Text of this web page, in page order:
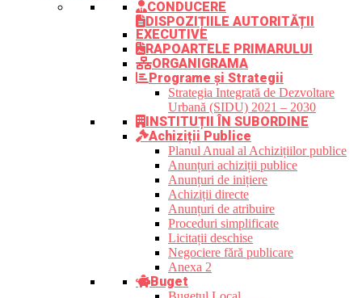
CONDUCERE
DISPOZIȚIILE AUTORITĂȚII
EXECUTIVE
RAPOARTELE PRIMARULUI
ORGANIGRAMA
Programe și Strategii
Strategia Integrată de Dezvoltare
Urbană (SIDU) 2021 – 2030
INSTITUȚII ÎN SUBORDINE
Achiziții Publice
Planul Anual al Achizițiilor publice
Anunțuri achiziții publice
Anunțuri de inițiere
Achiziții directe
Anunțuri de atribuire
Proceduri simplificate
Licitații deschise
Negociere fără publicare
Anexa 2
Buget